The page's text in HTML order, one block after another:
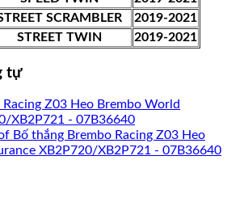
SCRAMBLER
2019-2021
STREET TWIN 2019-2021
tự